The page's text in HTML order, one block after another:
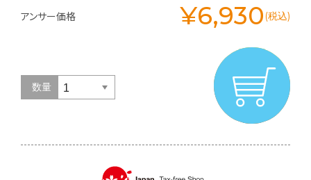
アンサー価格 ¥6,930 (税込)
数量